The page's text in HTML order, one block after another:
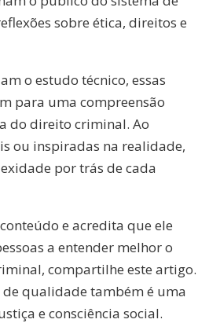
sobre ética, direitos e
o estudo técnico, essas
para uma compreensão
do direito criminal. Ao
ou inspiradas na realidade,
por trás de cada
e acredita que ele
a entender melhor o
compartilhe este artigo.
qualidade também é uma
e consciência social.